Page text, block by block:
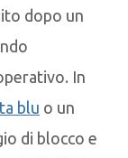
dopo un
In
blu o un
di blocco e